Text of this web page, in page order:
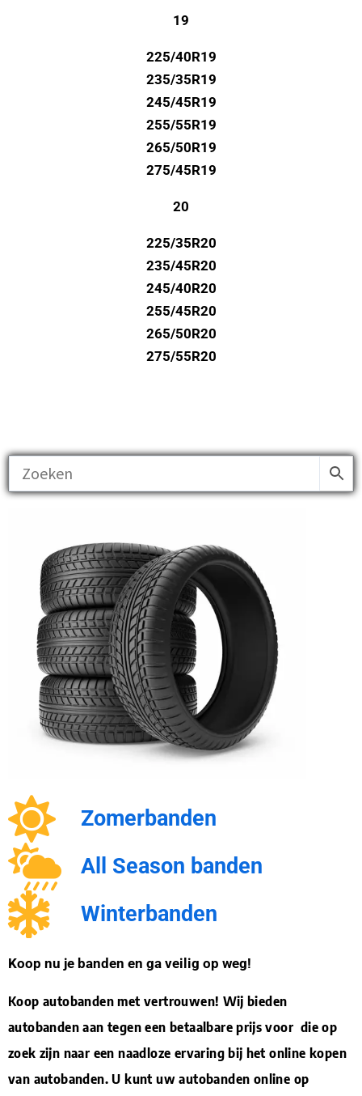
19
225/40R19
235/35R19
245/45R19
255/55R19
265/50R19
275/45R19
20
225/35R20
235/45R20
245/40R20
255/45R20
265/50R20
275/55R20
Zomerbanden
All Season banden
Winterbanden
Koop nu je banden en ga veilig op weg!
Koop autobanden met vertrouwen! Wij bieden
autobanden aan tegen een betaalbare prijs voor die op
zoek zijn naar een naadloze ervaring bij het online kopen
van autobanden. U kunt uw autobanden online op